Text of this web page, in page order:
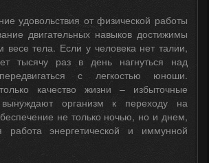
удовольствия от физической работы
двигательных навыков достижимы
весе тела. Если у человека нет талии,
тысячу раз в день нагнуться над
с легкостью юноши.
качество жизни – избыточные
организм к переходу на
не только ночью, но и днем,
работа энергетической и иммунной